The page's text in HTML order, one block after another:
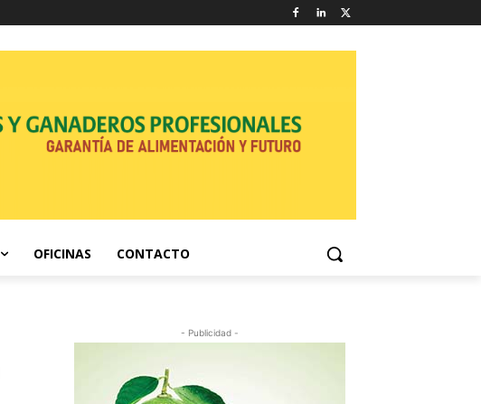
OFICINAS CONTACTO
- Publicidad -